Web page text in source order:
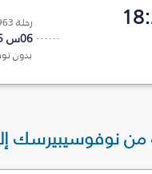
رحلة FZ 963
06س 55د
بدون
من نوفوسيبيرسك